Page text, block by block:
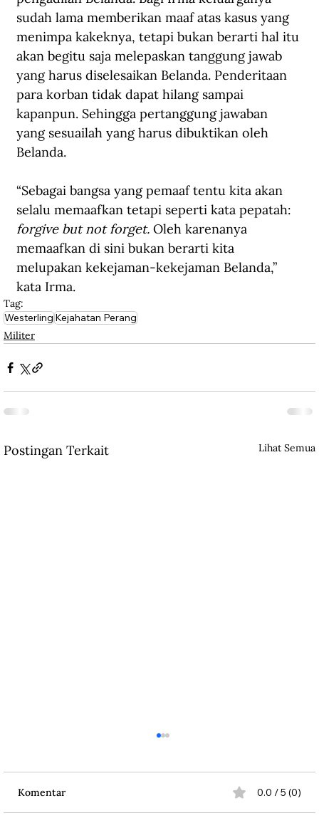
sudah lama memberikan maaf atas kasus yang
menimpa kakeknya, tetapi bukan berarti hal itu
akan begitu saja melepaskan tanggung jawab
yang harus diselesaikan Belanda. Penderitaan
para korban tidak dapat hilang sampai
kapanpun. Sehingga pertanggung jawaban
yang sesuailah yang harus dibuktikan oleh
Belanda.
“Sebagai bangsa yang pemaaf tentu kita akan
selalu memaafkan tetapi seperti kata pepatah:
forgive but not forget. Oleh karenanya
memaafkan di sini bukan berarti kita
melupakan kekejaman-kekejaman Belanda,”
kata Irma.
Tag:
WesterlingKejahatan Perang
Militer
Postingan Terkait Lihat Semua
Komentar 0.0 / 5 (0)